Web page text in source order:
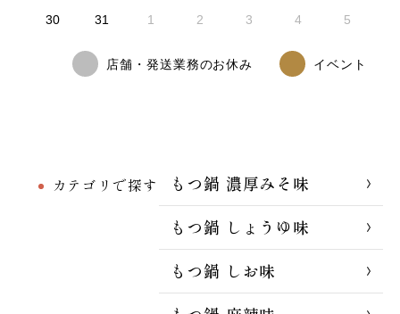
カテゴリで探す
もつ鍋 濃厚みそ味
もつ鍋 しょうゆ味
もつ鍋 しお味
30 31 1 2 3 4 5
店舗・発送業務のお休み イベント